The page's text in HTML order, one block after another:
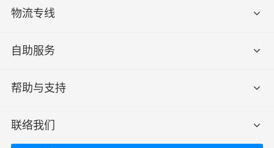
物流专线
自助服务
帮助与支持
联络我们